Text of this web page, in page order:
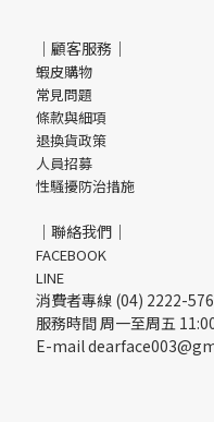
｜顧客服務｜
蝦皮購物
常見問題
條款與細項
退換貨政策
人員招募
性騷擾防治措施
｜聯絡我們｜
FACEBOOK
LINE
消費者專線 (04) 2222-
服務時間 周一至周五
E-mail